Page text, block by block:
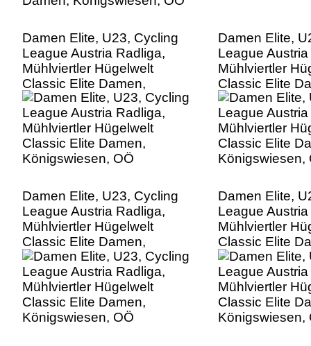
Damen Elite, U23, Cycling
League Austria Radliga,
Mühlviertler Hügelwelt
Classic Elite Damen,
Königswiesen, OÖ
Damen Elite,
League
Mühlviertler
Classic Elite
Königswiesen,
Damen Elite, U23, Cycling
League Austria Radliga,
Mühlviertler Hügelwelt
Classic Elite Damen,
Königswiesen, OÖ
Damen Elite,
League
Mühlviertler
Classic Elite
Königswiesen,